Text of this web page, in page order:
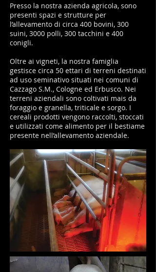
Presso la nostra azienda agricola, sono
presenti spazi e strutture per
l’allevamento di circa 400 bovini, 300
suini, 3000 polli, 300 tacchini e 400
conigli.
Oltre ai vigneti, la nostra famiglia
gestisce circa 50 ettari di terreni destinati
ad uso seminativo situati nei comuni di
Cazzago S.M., Cologne ed Erbusco. Nei
terreni aziendali sono coltivati mais da
foraggio e granella, triticale e sorgo. I
cereali prodotti vengono raccolti, stoccati
e utilizzati come alimento per il bestiame
presente nell’allevamento aziendale.